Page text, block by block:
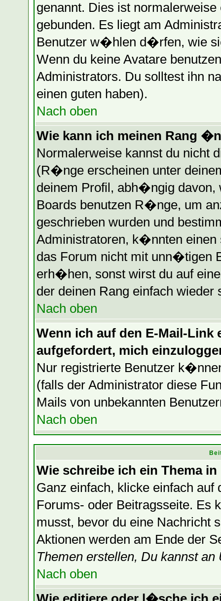
genannt. Dies ist
gebunden. Es liegt am
Benutzer w�hlen d�rfen, wie
Wenn du keine Avatare
Administrators. Du solltest ihn
einen guten haben).
Nach oben
Wie kann ich meinen Rang
Normalerweise kannst du nicht
(R�nge erscheinen unter
deinem Profil, abh�ngig davon,
Boards benutzen R�nge, um
geschrieben wurden und
Administratoren, k�nnten
das Forum nicht mit unn�tigen
erh�hen, sonst wirst du auf
der deinen Rang einfach wieder
Nach oben
Wenn ich auf den E-Mail-Link
aufgefordert, mich
Nur registrierte Benutzer
(falls der Administrator diese
Mails von unbekannten
Nach oben
Wie schreibe ich ein Thema
Ganz einfach, klicke einfach auf
Forums- oder Beitragsseite. Es
musst, bevor du eine Nachricht
Aktionen werden am Ende der
Themen erstellen, Du kannst
Nach oben